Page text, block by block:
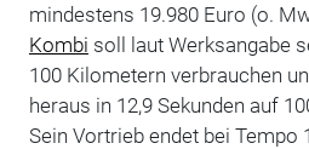
mindestens 19.980 Euro (o.
Kombi soll laut Werksangabe
100 Kilometern verbrauchen
heraus in 12,9 Sekunden auf
Sein Vortrieb endet bei Tempo